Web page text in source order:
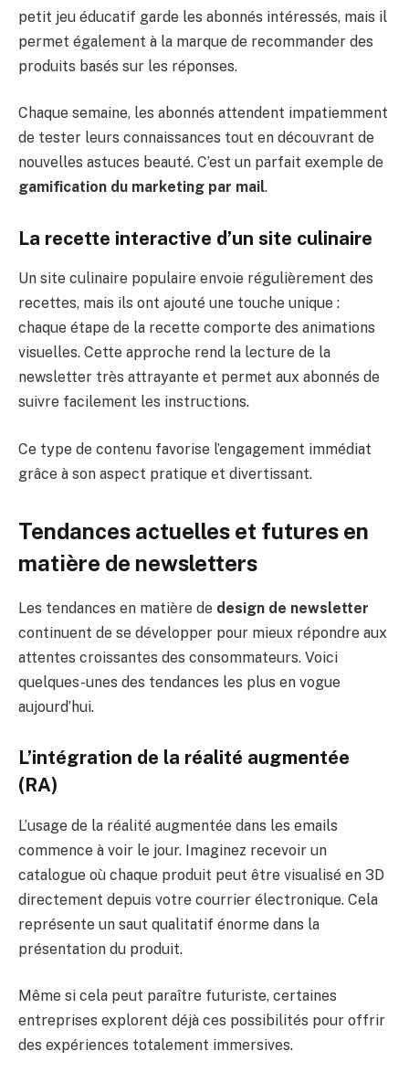
petit jeu éducatif garde les abonnés intéressés, mais il
permet également à la marque de recommander des
produits basés sur les réponses.
Chaque semaine, les abonnés attendent impatiemment
de tester leurs connaissances tout en découvrant de
nouvelles astuces beauté. C’est un parfait exemple de
gamification du marketing par mail.
La recette interactive d’un site culinaire
Un site culinaire populaire envoie régulièrement des
recettes, mais ils ont ajouté une touche unique :
chaque étape de la recette comporte des animations
visuelles. Cette approche rend la lecture de la
newsletter très attrayante et permet aux abonnés de
suivre facilement les instructions.
Ce type de contenu favorise l’engagement immédiat
grâce à son aspect pratique et divertissant.
Tendances actuelles et futures en
matière de newsletters
Les tendances en matière de design de newsletter
continuent de se développer pour mieux répondre aux
attentes croissantes des consommateurs. Voici
quelques-unes des tendances les plus en vogue
aujourd’hui.
L’intégration de la réalité augmentée
(RA)
L’usage de la réalité augmentée dans les emails
commence à voir le jour. Imaginez recevoir un
catalogue où chaque produit peut être visualisé en 3D
directement depuis votre courrier électronique. Cela
représente un saut qualitatif énorme dans la
présentation du produit.
Même si cela peut paraître futuriste, certaines
entreprises explorent déjà ces possibilités pour offrir
des expériences totalement immersives.